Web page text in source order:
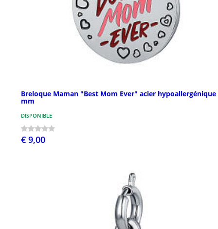
Breloque Maman "Best Mom Ever" acier hypoallergénique
mm
DISPONIBLE
€ 9,00